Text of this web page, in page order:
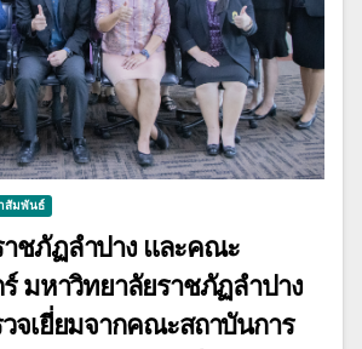
สัมพันธ์
ชภัฏลำปาง และคณะ
มหาวิทยาลัยราชภัฏลำปาง
จเยี่ยมจากคณะสถาบันการ